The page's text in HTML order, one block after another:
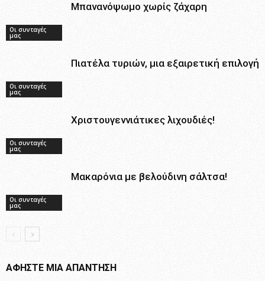
Οι συνταγές
μας
Μπανανόψωμο χωρίς ζάχαρη
Οι συνταγές
μας
Πιατέλα τυριών, μια εξαιρετική επιλογή
Οι συνταγές
μας
Χριστουγεννιάτικες λιχουδιές!
Οι συνταγές
μας
Μακαρόνια με βελούδινη σάλτσα!
ΑΦΗΣΤΕ ΜΙΑ ΑΠΑΝΤΗΣΗ